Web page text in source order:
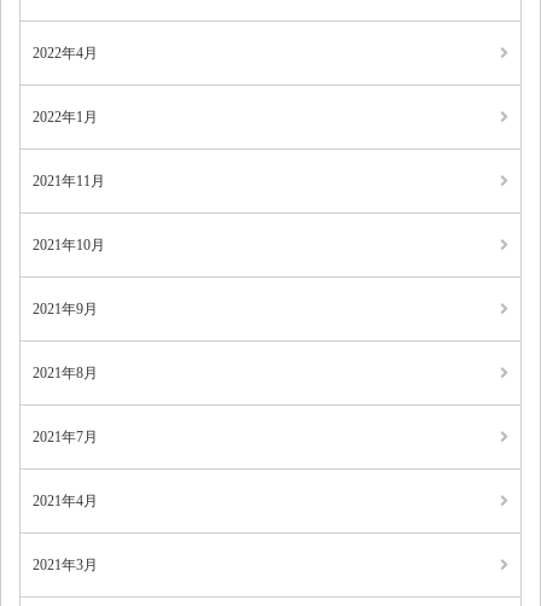
2022年4月
2022年1月
2021年11月
2021年10月
2021年9月
2021年8月
2021年7月
2021年4月
2021年3月